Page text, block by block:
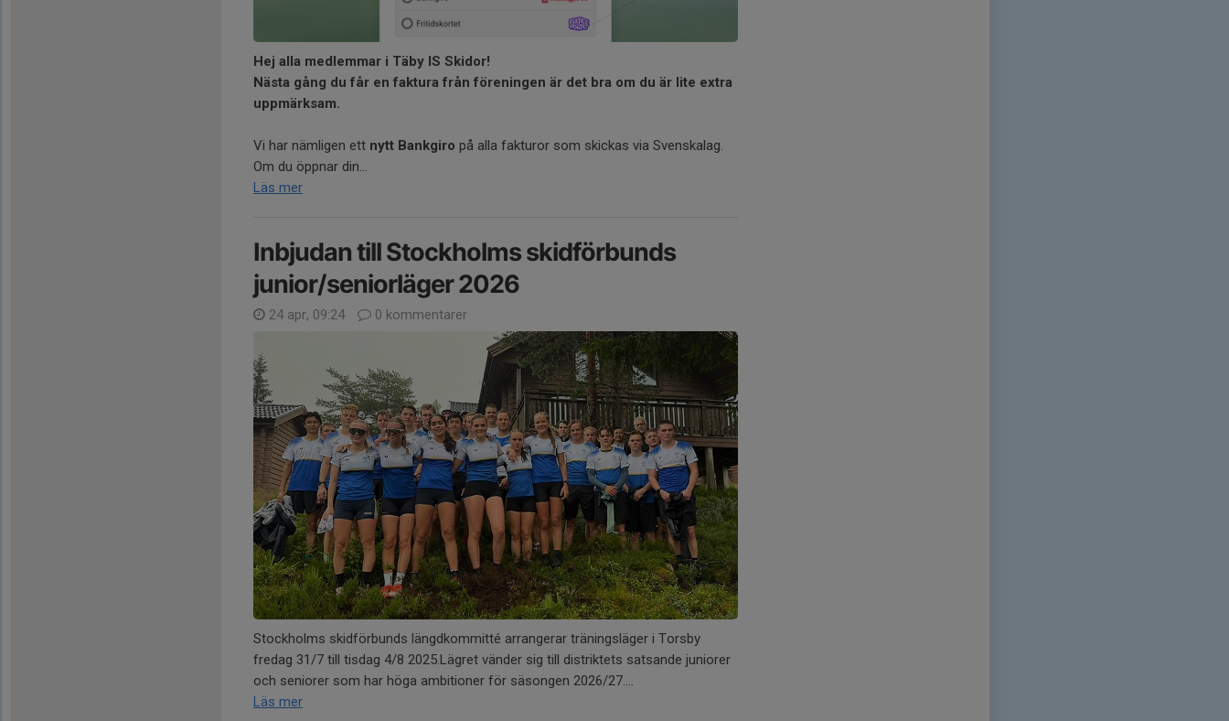
Hej alla medlemmar i Täby IS Skidor!
Nästa gång du får en faktura från föreningen är det bra om du är lite extra
uppmärksam.
Vi har nämligen ett nytt Bankgiro på alla fakturor som skickas via Svenskalag.
Om du öppnar din...
Läs mer
Inbjudan till Stockholms skidförbunds
junior/seniorläger 2026
24 apr, 09:24 0 kommentarer
Stockholms skidförbunds längdkommitté arrangerar träningsläger i Torsby
fredag 31/7 till tisdag 4/8 2025.Lägret vänder sig till distriktets satsande juniorer
och seniorer som har höga ambitioner för säsongen 2026/27....
Läs mer